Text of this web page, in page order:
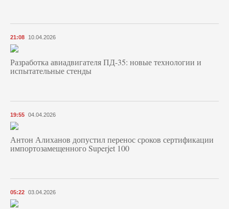
21:08 10.04.2026
Разработка авиадвигателя ПД-35: новые технологии и
испытательные стенды
19:55 04.04.2026
Антон Алиханов допустил перенос сроков сертификации
импортозамещенного Superjet 100
05:22 03.04.2026